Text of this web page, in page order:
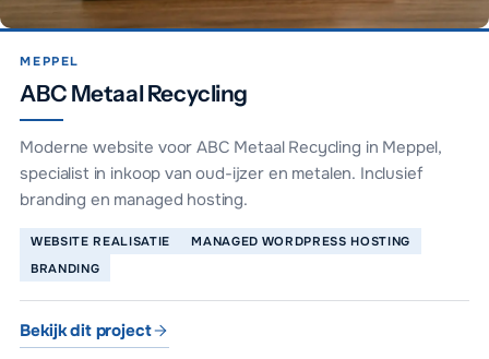
MEPPEL
ABC Metaal Recycling
Moderne website voor ABC Metaal Recycling in Meppel,
specialist in inkoop van oud-ijzer en metalen. Inclusief
branding en managed hosting.
WEBSITE REALISATIE
MANAGED WORDPRESS HOSTING
BRANDING
Bekijk dit project
ABC Metaal Recycling